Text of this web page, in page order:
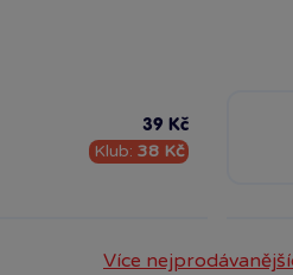
39 Kč
Klub: 38 Kč
Více